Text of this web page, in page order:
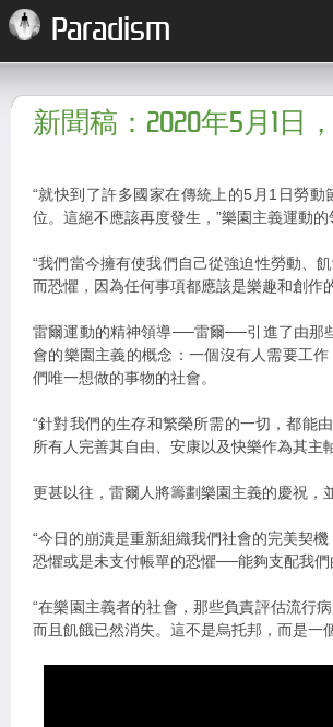
Paradism
新聞稿：2020年5月1日
“就快到了許多國家在傳統上的5月1日勞
位。這絕不應該再度發生，”樂園主義運動
“我們當今擁有使我們自己從強迫性勞動、
而恐懼，因為任何事項都應該是樂趣和創作
雷爾運動的精神領導──雷爾──引進了由那
會的樂園主義的概念：一個沒有人需要工
們唯一想做的事物的社會。
“針對我們的生存和繁榮所需的一切，都能
所有人完善其自由、安康以及快樂作為其主
更甚以往，雷爾人將籌劃樂園主義的慶祝，
“今日的崩潰是重新組織我們社會的完美契
恐懼或是未支付帳單的恐懼──能夠支配我
“在樂園主義者的社會，那些負責評估流行
而且飢餓已然消失。這不是烏托邦，而是一